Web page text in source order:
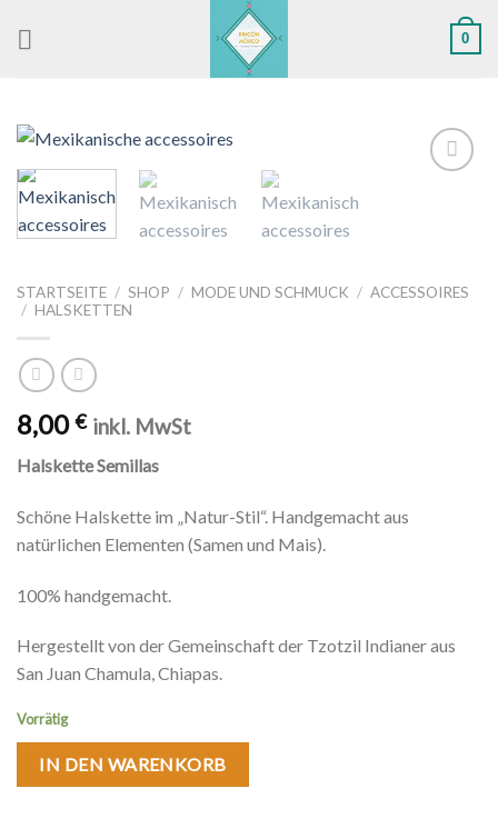
0
STARTSEITE / SHOP / MODE UND SCHMUCK / ACCESSOIRES
/ HALSKETTEN
8,00€ inkl. MwSt
Halskette Semillas
Schöne Halskette im „Natur-Stil“. Handgemacht aus
natürlichen Elementen (Samen und Mais).
100% handgemacht.
Hergestellt von der Gemeinschaft der Tzotzil Indianer aus
San Juan Chamula, Chiapas.
Vorrätig
IN DEN WARENKORB